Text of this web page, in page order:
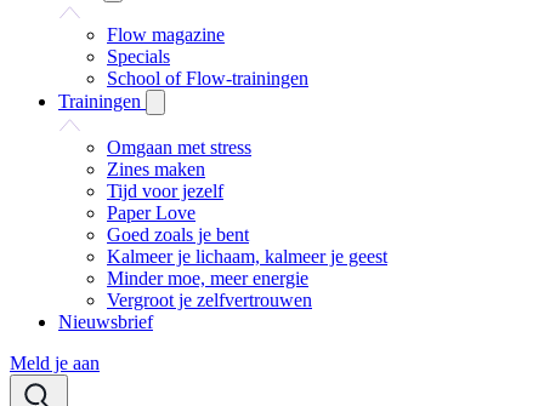
Flow magazine
Specials
School of Flow-trainingen
Trainingen
Omgaan met stress
Zines maken
Tijd voor jezelf
Paper Love
Goed zoals je bent
Kalmeer je lichaam, kalmeer je geest
Minder moe, meer energie
Vergroot je zelfvertrouwen
Nieuwsbrief
Meld je aan